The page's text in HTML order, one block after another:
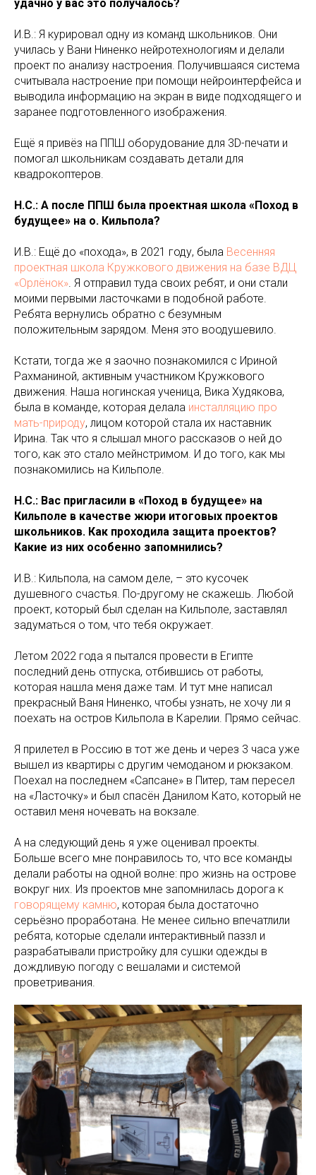
удачно у вас это получалось?
И.В.: Я курировал одну из команд школьников. Они
училась у Вани Ниненко нейротехнологиям и делали
проект по анализу настроения. Получившаяся система
считывала настроение при помощи нейроинтерфейса и
выводила информацию на экран в виде подходящего и
заранее подготовленного изображения.
Ещё я привёз на ППШ оборудование для 3D-печати и
помогал школьникам создавать детали для
квадрокоптеров.
Н.С.: А после ППШ была проектная школа «Поход в
будущее» на о. Кильпола?
И.В.: Ещё до «похода», в 2021 году, была Весенняя
проектная школа Кружкового движения на базе ВДЦ
«Орлёнок» . Я отправил туда своих ребят, и они стали
моими первыми ласточками в подобной работе.
Ребята вернулись обратно с безумным
положительным зарядом. Меня это воодушевило.
Кстати, тогда же я заочно познакомился с Ириной
Рахманиной, активным участником Кружкового
движения. Наша ногинская ученица, Вика Худякова,
была в команде, которая делала инсталляцию про
мать-природу, лицом которой стала их наставник
Ирина. Так что я слышал много рассказов о ней до
того, как это стало мейнстримом. И до того, как мы
познакомились на Кильполе.
Н.С.: Вас пригласили в «Поход в будущее» на
Кильполе в качестве жюри итоговых проектов
школьников. Как проходила защита проектов?
Какие из них особенно запомнились?
И.В.: Кильпола, на самом деле, – это кусочек
душевного счастья. По-другому не скажешь. Любой
проект, который был сделан на Кильполе, заставлял
задуматься о том, что тебя окружает.
Летом 2022 года я пытался провести в Египте
последний день отпуска, отбившись от работы,
которая нашла меня даже там. И тут мне написал
прекрасный Ваня Ниненко, чтобы узнать, не хочу ли я
поехать на остров Кильпола в Карелии. Прямо сейчас.
Я прилетел в Россию в тот же день и через 3 часа уже
вышел из квартиры с другим чемоданом и рюкзаком.
Поехал на последнем «Сапсане» в Питер, там пересел
на «Ласточку» и был спасён Данилом Като, который не
оставил меня ночевать на вокзале.
А на следующий день я уже оценивал проекты.
Больше всего мне понравилось то, что все команды
делали работы на одной волне: про жизнь на острове
вокруг них. Из проектов мне запомнилась дорога к
говорящему камню, которая была достаточно
серьёзно проработана. Не менее сильно впечатлили
ребята, которые сделали интерактивный паззл и
разрабатывали пристройку для сушки одежды в
дождливую погоду с вешалами и системой
проветривания.